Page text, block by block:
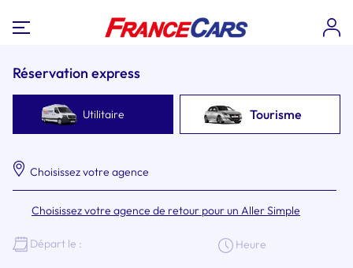
Réservation express
Utilitaire Tourisme
Choisissez votre agence
Choisissez votre agence de retour pour un Aller Simple
Départ le : Heure